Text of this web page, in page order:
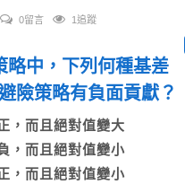
0留言 1追蹤
略中，下列何種基差
險策略有負面貢獻？
，而且絕對值變大
，而且絕對值變小
，而且絕對值變小